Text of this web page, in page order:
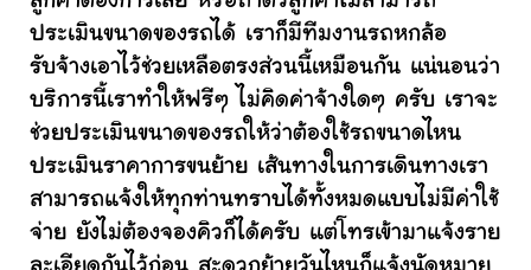
ประเมินขนาดของรถได้ เราก็มีทีมงานรถหกล้อ
รับจ้างเอาไว้ช่วยเหลือตรงส่วนนี้เหมือนกัน แน่นอนว่า
บริการนี้เราทำให้ฟรีๆ ไม่คิดค่าจ้างใดๆ ครับ เราจะ
ช่วยประเมินขนาดของรถให้ว่าต้องใช้รถขนาดไหน
ประเมินราคาการขนย้าย เส้นทางในการเดินทางเรา
สามารถแจ้งให้ทุกท่านทราบได้ทั้งหมดแบบไม่มีค่าใช้
จ่าย ยังไม่ต้องจองคิวก็ได้ครับ แต่โทรเข้ามาแจ้งราย